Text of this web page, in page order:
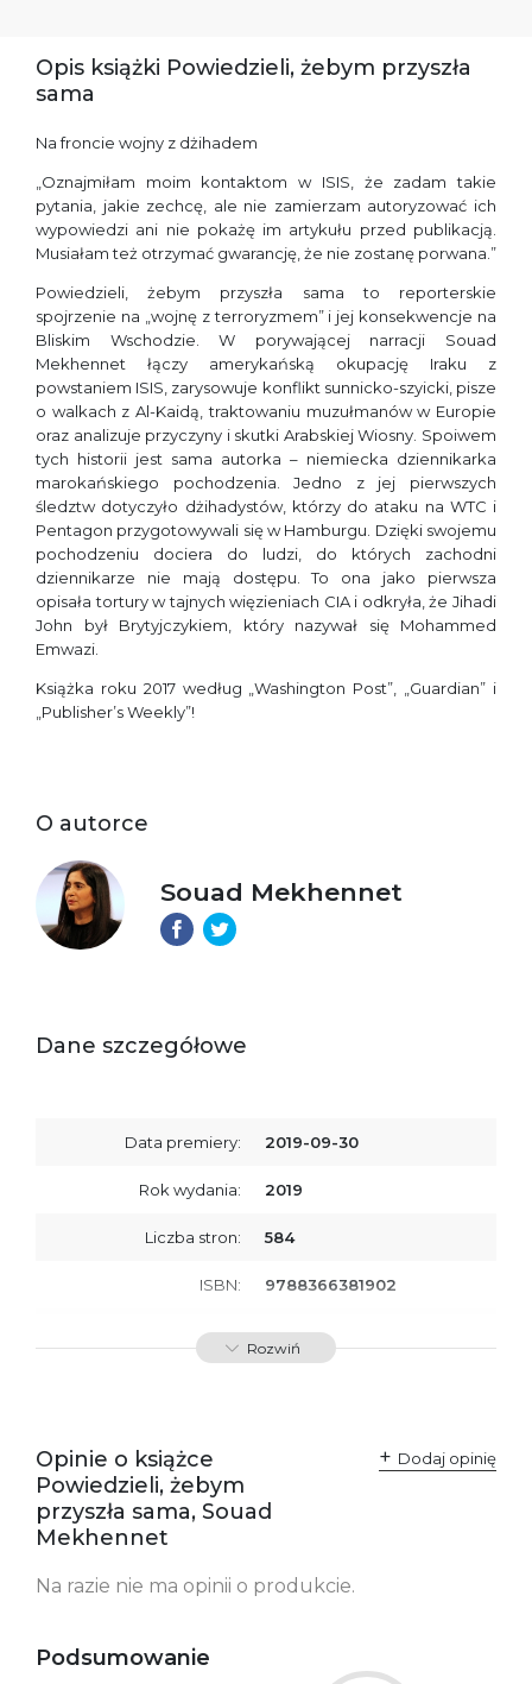
Opis książki Powiedzieli, żebym przyszła
sama
Na froncie wojny z dżihadem
„Oznajmiłam moim kontaktom w ISIS, że zadam takie
pytania, jakie zechcę, ale nie zamierzam autoryzować ich
wypowiedzi ani nie pokażę im artykułu przed publikacją.
Musiałam też otrzymać gwarancję, że nie zostanę porwana.”
Powiedzieli, żebym przyszła sama to reporterskie
spojrzenie na „wojnę z terroryzmem” i jej konsekwencje na
Bliskim Wschodzie. W porywającej narracji Souad
Mekhennet łączy amerykańską okupację Iraku z
powstaniem ISIS, zarysowuje konflikt sunnicko-szyicki, pisze
o walkach z Al-Kaidą, traktowaniu muzułmanów w Europie
oraz analizuje przyczyny i skutki Arabskiej Wiosny. Spoiwem
tych historii jest sama autorka – niemiecka dziennikarka
marokańskiego pochodzenia. Jedno z jej pierwszych
śledztw dotyczyło dżihadystów, którzy do ataku na WTC i
Pentagon przygotowywali się w Hamburgu. Dzięki swojemu
pochodzeniu dociera do ludzi, do których zachodni
dziennikarze nie mają dostępu. To ona jako pierwsza
opisała tortury w tajnych więzieniach CIA i odkryła, że Jihadi
John był Brytyjczykiem, który nazywał się Mohammed
Emwazi.
Książka roku 2017 według „Washington Post”, „Guardian” i
„Publisher’s Weekly”!
O autorce
Souad Mekhennet
Dane szczegółowe
Data premiery: 2019-09-30
Rok wydania: 2019
Liczba stron: 584
ISBN: 9788366381902
SKU: E201173
Rozwiń
Opinie o książce
Powiedzieli, żebym
przyszła sama, Souad
Mekhennet
Dodaj opinię
Na razie nie ma opinii o produkcie.
Podsumowanie